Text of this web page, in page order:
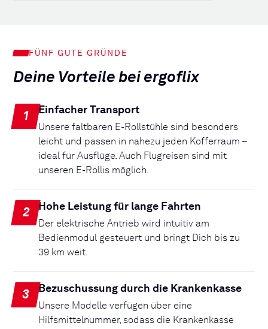
FÜNF GUTE GRÜNDE
Deine Vorteile bei ergoflix
1 Einfacher Transport
Unsere faltbaren E-Rollstühle sind besonders
leicht und passen in nahezu jeden Kofferraum –
ideal für Ausflüge. Auch Flugreisen sind mit
unseren E-Rollis möglich.
2 Hohe Leistung für lange Fahrten
Der elektrische Antrieb wird intuitiv am
Bedienmodul gesteuert und bringt Dich bis zu
39 km weit.
3 Bezuschussung durch die Krankenkasse
Unsere Modelle verfügen über eine
Hilfsmittelnummer, sodass die Krankenkasse